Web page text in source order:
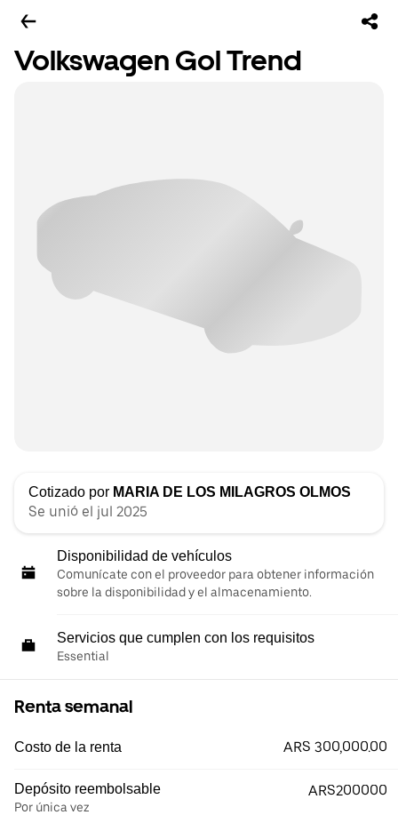
Volkswagen Gol Trend
Cotizado por MARIA DE LOS MILAGROS OLMOS
Se unió el jul 2025
Disponibilidad de vehículos
Comunícate con el proveedor para obtener información
sobre la disponibilidad y el almacenamiento.
Servicios que cumplen con los requisitos
Essential
Renta semanal
Costo de la renta ARS 300,000.00
Depósito reembolsable
Por única vez
ARS200000